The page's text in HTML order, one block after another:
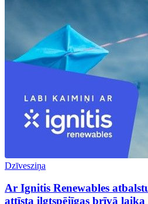
Dzīvesziņa
Ar Ignitis Renewables
attīsta ilgtspējīgas brīvā laika